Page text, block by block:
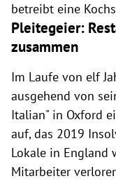
betreibt eine
Pleitegeier:
zusammen
Im Laufe von elf
ausgehend von
Italian" in Oxford
auf, das 2019
Lokale in England
Mitarbeiter